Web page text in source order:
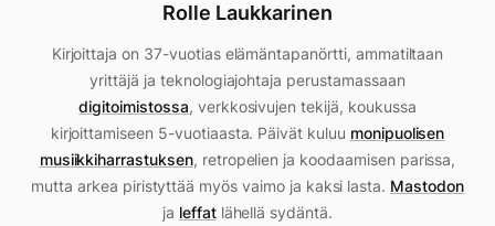
Rolle Laukkarinen
Kirjoittaja on 37-vuotias elämäntapanörtti, ammatiltaan
yrittäjä ja teknologiajohtaja perustamassaan
digitoimistossa, verkkosivujen tekijä, koukussa
kirjoittamiseen 5-vuotiaasta. Päivät kuluu monipuolisen
musiikkiharrastuksen, retropelien ja koodaamisen parissa,
mutta arkea piristyttää myös vaimo ja kaksi lasta. Mastodon
ja leffatlähellä sydäntä.